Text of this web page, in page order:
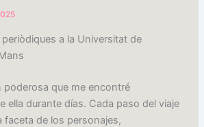
a la Universitat de
poderosa que me encontré
ella durante días. Cada paso del viaje
faceta de los personajes,